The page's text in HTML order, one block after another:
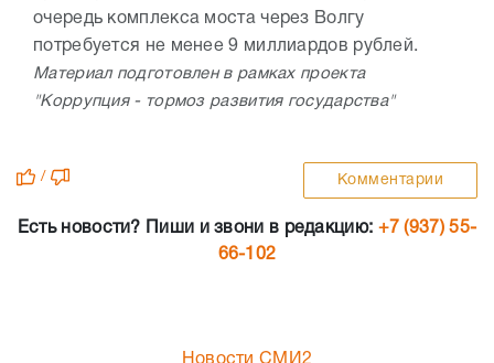
очередь комплекса моста через Волгу
потребуется не менее 9 миллиардов рублей.
Материал подготовлен в рамках проекта
"Коррупция - тормоз развития государства"
/ Комментарии
Есть новости? Пиши и звони в редакцию: +7 (937) 55-
66-102
Новости СМИ2